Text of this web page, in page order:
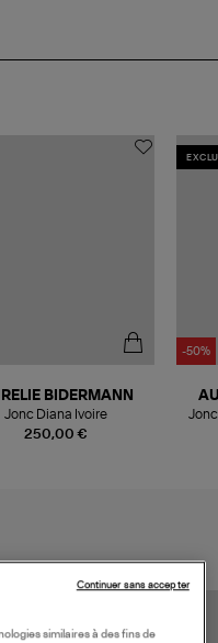
250,00 €
BIDERMANN
Jonc Diana Ivoire
-50%
similaires à des fins de
Continuer sans accepter